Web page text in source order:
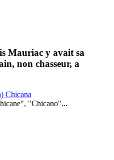
Mauriac y avait sa
non chasseur, a
Chicana
"Chicano"...